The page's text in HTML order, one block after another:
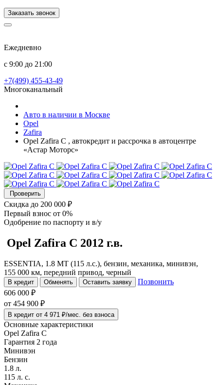
Заказать звонок
Ежедневно
с 9:00 до 21:00
+7(499) 455-43-49
Многоканальный
Авто в наличии в Москве
Opel
Zafira
Opel Zafira C , автокредит и рассрочка в автоцентре
«Астар Моторс»
Проверить
Скидка до 200 000 ₽
Первый взнос от 0%
Одобрение по паспорту и в/у
Opel Zafira C 2012 г.в.
ESSENTIA, 1.8 MT (115 л.с.), бензин, механика, минивэн,
155 000 км, передний привод, черный
В кредит Обменять Оставить заявку
Позвонить
606 000 ₽
от 454 900 ₽
В кредит от 4 971 ₽/мес. без взноса
Основные характеристики
Opel Zafira C
Гарантия 2 года
Минивэн
Бензин
1.8 л.
115 л. с.